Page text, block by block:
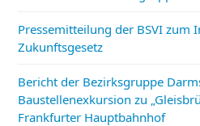
Pressemitteilung der BSVI zum
Zukunftsgesetz
Bericht der Bezirksgruppe
Baustellenexkursion zu
Frankfurter Hauptbahnhof